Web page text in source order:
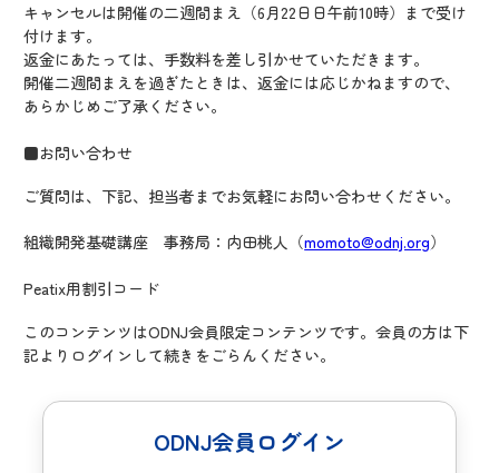
キャンセルは開催の二週間まえ（6月22日日午前10時）まで受け
付けます。
返金にあたっては、手数料を差し引かせていただきます。
開催二週間まえを過ぎたときは、返金には応じかねますので、
あらかじめご了承ください。
■お問い合わせ
ご質問は、下記、担当者までお気軽にお問い合わせください。
組織開発基礎講座 事務局：内田桃人（momoto@odnj.org）
Peatix用割引コード
このコンテンツはODNJ会員限定コンテンツです。会員の方は下
記よりログインして続きをごらんください。
ODNJ会員ログイン